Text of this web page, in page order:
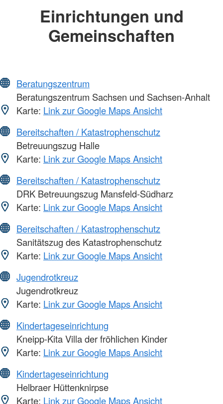
Einrichtungen und
Gemeinschaften
Beratungszentrum
Beratungszentrum Sachsen und Sachsen-Anhalt
Karte: Link zur Google Maps Ansicht
Bereitschaften / Katastrophenschutz
Betreuungszug Halle
Karte: Link zur Google Maps Ansicht
Bereitschaften / Katastrophenschutz
DRK Betreuungszug Mansfeld-Südharz
Karte: Link zur Google Maps Ansicht
Bereitschaften / Katastrophenschutz
Sanitätszug des Katastrophenschutz
Karte: Link zur Google Maps Ansicht
Jugendrotkreuz
Jugendrotkreuz
Karte: Link zur Google Maps Ansicht
Kindertageseinrichtung
Kneipp-Kita Villa der fröhlichen Kinder
Karte: Link zur Google Maps Ansicht
Kindertageseinrichtung
Helbraer Hüttenknirpse
Karte: Link zur Google Maps Ansicht